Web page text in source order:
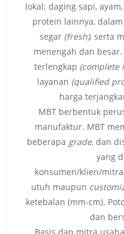
lokal; daging sapi,
protein lainnya,
segar (fresh), serta
menengah dan
terlengkap (complete
layanan (qualified
harga
MBT berbentuk
manufaktur. MBT
beberapa grade, dan
yang
konsumen/klien/
utuh maupun
ketebalan (mm-cm).
dan